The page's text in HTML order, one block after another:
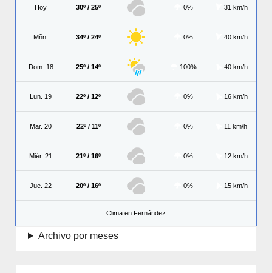
Hoy 30º / 25º 0% 31 km/h
Mñn. 34º / 24º 0% 40 km/h
Dom. 18 25º / 14º 100% 40 km/h
Lun. 19 22º / 12º 0% 16 km/h
Mar. 20 22º / 11º 0% 11 km/h
Miér. 21 21º / 16º 0% 12 km/h
Jue. 22 20º / 16º 0% 15 km/h
Clima en Fernández
Archivo por meses